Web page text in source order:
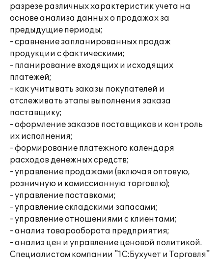
разрезе различных характеристик учета на
основе анализа данных о продажах за
предыдущие периоды;
- сравнение запланированных продаж
продукции с фактическими;
- планирование входящих и исходящих
платежей;
- как учитывать заказы покупателей и
отслеживать этапы выполнения заказа
поставщику;
- оформление заказов поставщиков и контроль
их исполнения;
- формирование платежного календаря
расходов денежных средств;
- управление продажами (включая оптовую,
розничную и комиссионную торговлю);
- управление поставками;
- управление складскими запасами;
- управление отношениями с клиентами;
- анализ товарооборота предприятия;
- анализ цен и управление ценовой политикой.
Специалистом компании "1С:Бухучет и Торговля"